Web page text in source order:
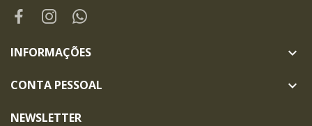
INFORMAÇÕES 
CONTA PESSOAL 
NEWSLETTER